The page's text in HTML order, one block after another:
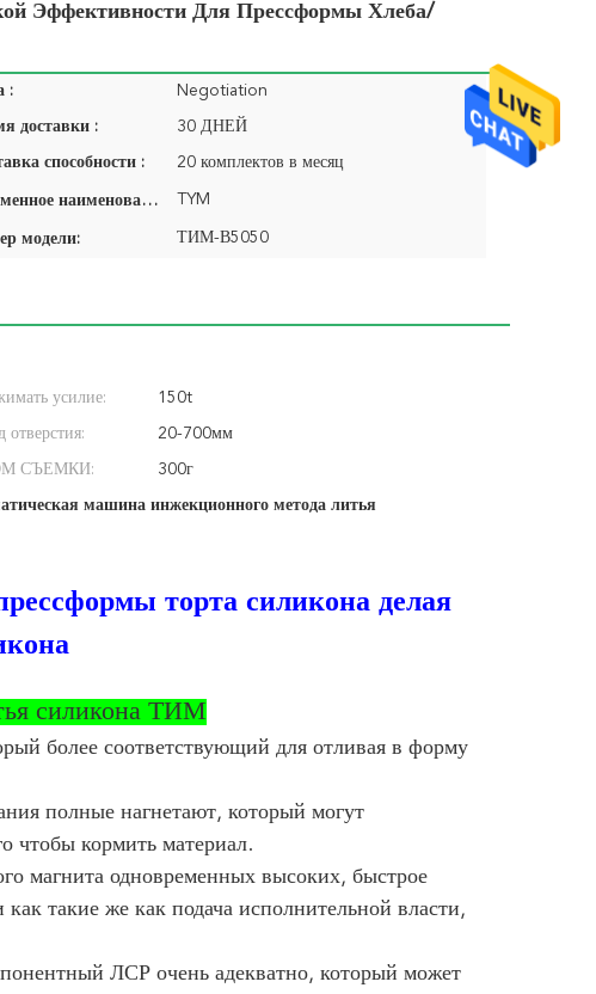
Эффективности Для Прессформы Хлеба/
: Negotiation
доставки : 30 ДНЕЙ
способности : 20 комплектов в месяц
Фирменное наименование: TYM
модели: ТИМ-В5050
усилие: 150t
отверстия: 20-700мм
СЪЕМКИ: 300г
машина инжекционного метода литья
торта силикона делая
силикона ТИМ
более соответствующий для отливая в форму
полные нагнетают, который могут
чтобы кормить материал.
магнита одновременных высоких, быстрое
такие же как подача исполнительной власти,
ЛСР очень адекватно, который может